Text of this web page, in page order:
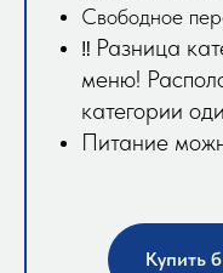
Свободное
‼️ Разница
меню!
категории
Питание
Купить